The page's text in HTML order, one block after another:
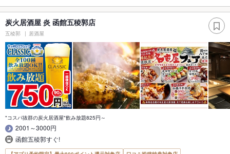
炭火居酒屋 炎 函館五稜郭店
五稜郭 居酒屋
"コスパ抜群の炭火居酒屋"飲み放題825円～
2001～3000円
函館五稜郭すぐ!